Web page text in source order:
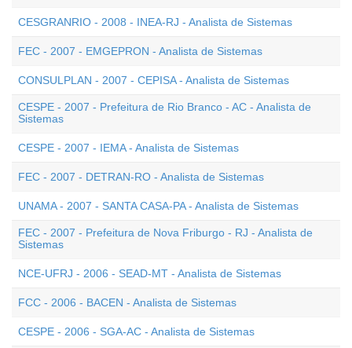
CESGRANRIO - 2008 - INEA-RJ - Analista de Sistemas
FEC - 2007 - EMGEPRON - Analista de Sistemas
CONSULPLAN - 2007 - CEPISA - Analista de Sistemas
CESPE - 2007 - Prefeitura de Rio Branco - AC - Analista de
Sistemas
CESPE - 2007 - IEMA - Analista de Sistemas
FEC - 2007 - DETRAN-RO - Analista de Sistemas
UNAMA - 2007 - SANTA CASA-PA - Analista de Sistemas
FEC - 2007 - Prefeitura de Nova Friburgo - RJ - Analista de
Sistemas
NCE-UFRJ - 2006 - SEAD-MT - Analista de Sistemas
FCC - 2006 - BACEN - Analista de Sistemas
CESPE - 2006 - SGA-AC - Analista de Sistemas